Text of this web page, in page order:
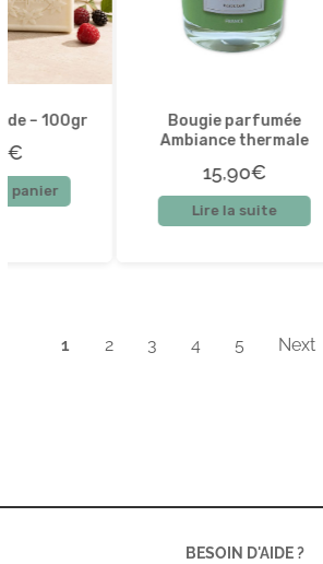
Bougie parfumée
Ambiance thermale
1 2 3 4 5 Next
BESOIN D'AIDE ?